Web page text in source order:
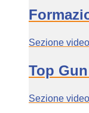
Sezione
Top
Sezione